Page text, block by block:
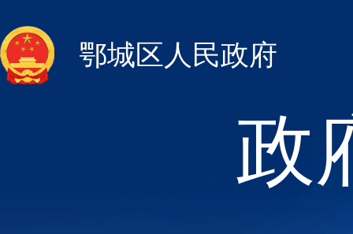
政
鄂城区人民政府